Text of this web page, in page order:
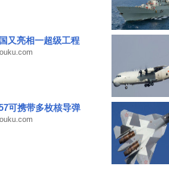
又亮相一超级工程
可携带多枚核导弹